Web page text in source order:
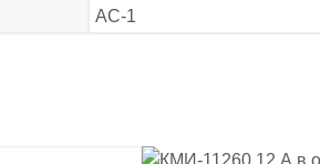
АС-1